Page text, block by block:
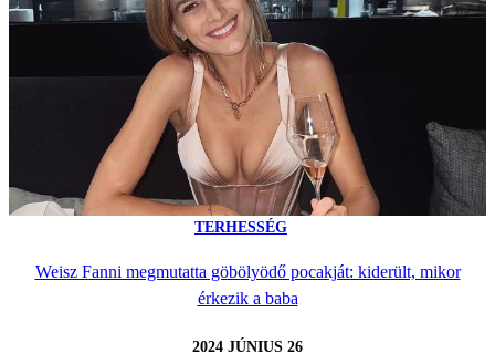
TERHESSÉG
Weisz Fanni megmutatta göbölyödő pocakját: kiderült, mikor
érkezik a baba
2024 JÚNIUS 26